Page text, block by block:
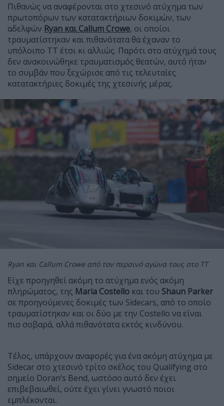
Πιθανώς να αναφέρονται στο χτεσινό ατύχημα των
πρωτοπόρων των κατατακτήριων δοκιμών, των
αδελφών Ryan και Callum Crowe, οι οποίοι
τραυματίστηκαν και πιθανότατα θα έχαναν το
υπόλοιπο ΤΤ έτσι κι αλλιώς. Παρότι στο ατύχημά τους
δεν ανακοινώθηκε τραυματισμός θεατών, αυτό ήταν
το συμβάν που ξεχώρισε από τις τελευταίες
κατατακτήριες δοκιμές της χτεσινής μέρας.
Είχε προηγηθεί ακόμη το ατύχημα ενός ακόμη
πληρώματος, της Maria Costello και του Shaun Parker
σε προηγούμενες δοκιμές των Sidecars, από το οποίο
τραυματίστηκαν και οι δύο με την Costello να είναι
πιο σοβαρά, αλλά πιθανότατα εκτός κινδύνου.
Ryan και Callum Crowe από τον περσινό αγώνα τους στο ΤΤ
Τέλος, υπάρχουν αναφορές για ένα ακόμη ατύχημα με
Sidecar στο χτεσινό τρίτο σκέλος του Qualifying στο
σημείο Doran’s Bend, ωστόσο αυτό δεν έχει
επιβεβαιωθεί, ούτε έχει γίνει γνωστό ποιοι
εμπλέκονται.